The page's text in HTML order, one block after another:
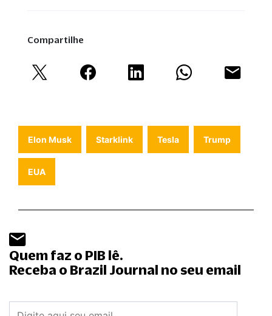
Compartilhe
Elon Musk Starklink Tesla Trump
EUA
Quem faz o PIB lê.
Receba o Brazil Journal no seu email